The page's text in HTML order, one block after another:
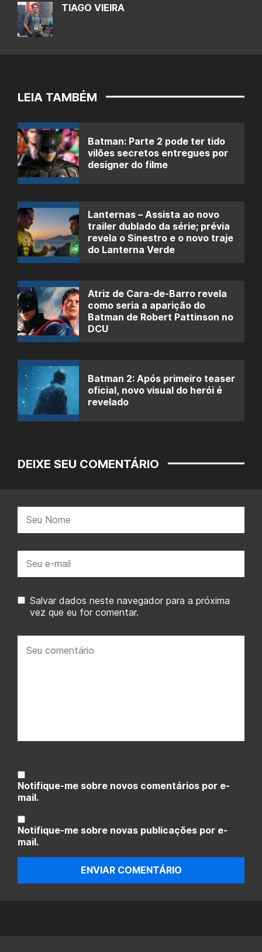
TIAGO VIEIRA
LEIA TAMBÉM
Batman: Parte 2 pode ter tido
vilões secretos entregues por
designer do filme
Lanternas – Assista ao novo
trailer dublado da série; prévia
revela o Sinestro e o novo traje
do Lanterna Verde
Atriz de Cara-de-Barro revela
como seria a aparição do
Batman de Robert Pattinson no
DCU
Batman 2: Após primeiro teaser
oficial, novo visual do herói é
revelado
DEIXE SEU COMENTÁRIO
mail:
Salvar dados neste navegador para a próxima
vez que eu for comentar.
comentário:
Notifique-me sobre novos comentários por e-
mail.
Notifique-me sobre novas publicações por e-
mail.
ENVIAR COMENTÁRIO